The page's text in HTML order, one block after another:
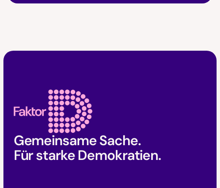
Faktor D Footer
Gemeinsame Sache.
Für starke Demokratien.